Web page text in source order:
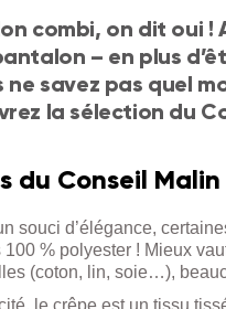
combi, on dit oui
– en plus
savez pas quel
la sélection du
du Conseil Malin
souci d’élégance,
100 % polyester ! Mieux
(coton, lin, soie…),
le crêpe est un tissu